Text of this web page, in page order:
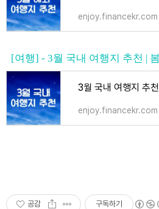
enjoy.financekr.com
[여행] - 3월 국내 여행지 추천 |
3월 국내 여행지 추
enjoy.financekr.com
공감 구독하기